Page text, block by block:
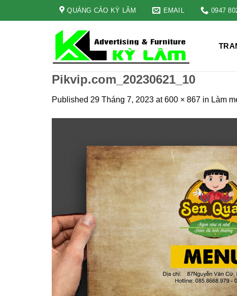
QUẢNG CÁO KỲ LÂM EMAIL 0947
Pikvip.com_20230621_10
Published 29 Tháng 7, 2023 at600 × 867 in Làm